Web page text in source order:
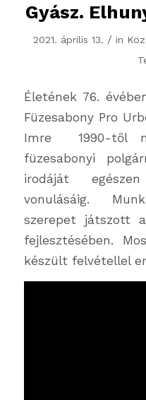
Gyász.
2021. április 13. / in
Életének 76.
Füzesabony Pro
Imre 1990-től
füzesabonyi
irodáját
vonulásáig.
szerepet játszott
fejlesztésében.
készült felvétellel